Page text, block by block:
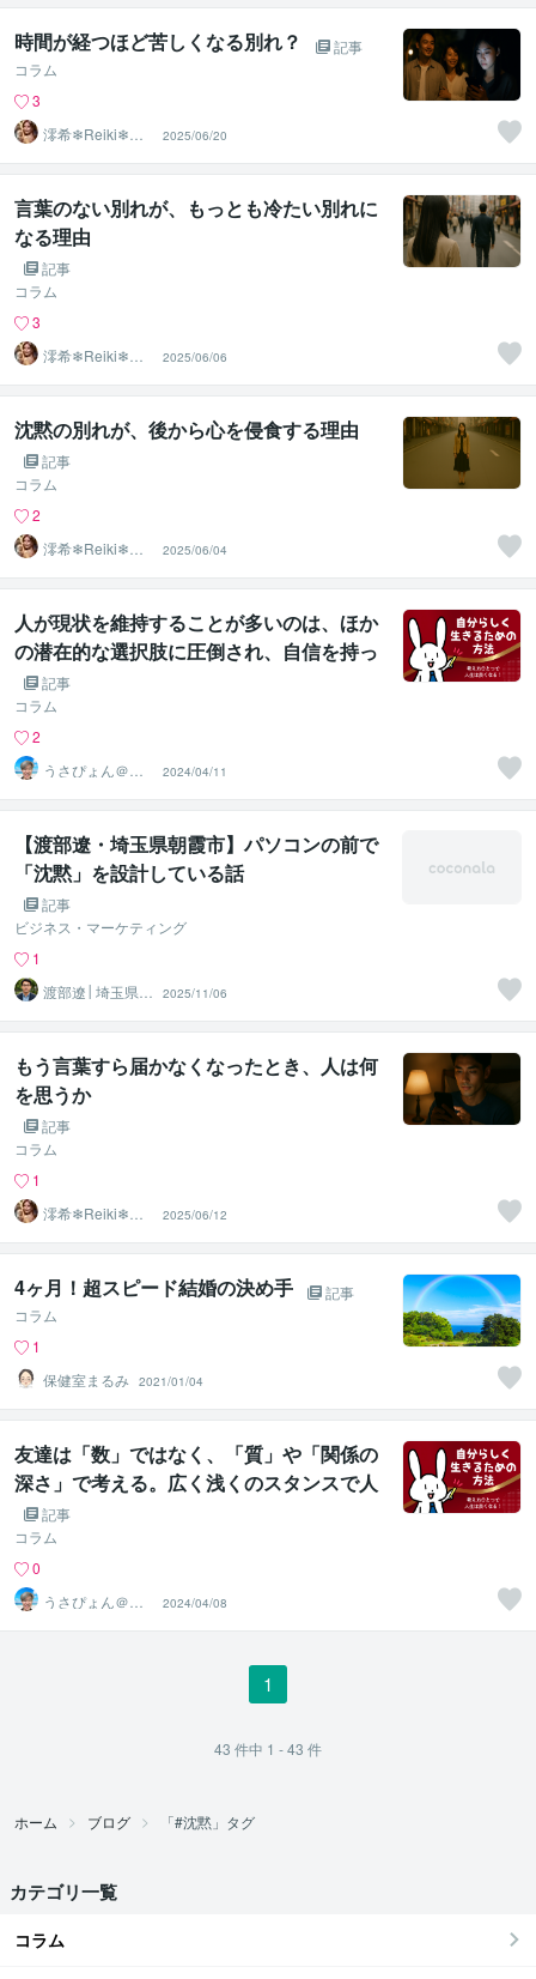
時間が経つほど苦しくなる別れ？
記事
コラム
3
澪希❄Reiki❄寄
り添い、癒しま
す
2025/06/20
言葉のない別れが、もっとも冷たい別れに
なる理由
記事
コラム
3
澪希❄Reiki❄寄
り添い、癒しま
す
2025/06/06
沈黙の別れが、後から心を侵食する理由
記事
コラム
2
澪希❄Reiki❄寄
り添い、癒しま
す
2025/06/04
人が現状を維持することが多いのは、ほか
の潜在的な選択肢に圧倒され、自信を持っ
て決断するための明確さが欠けているか
ら！【アラフィフ心理カウンセラー「うさ
ぴょん」のココナラ電話相談
記事
コラム
2
うさぴょん＠癒
し系アラフィフ
心寄り添い人
2024/04/11
【渡部遼・埼玉県朝霞市】パソコンの前で
「沈黙」を設計している話
記事
ビジネス・マーケティング
1
渡部遼│埼玉県朝
霞市のシステム
エンジニア
2025/11/06
もう言葉すら届かなくなったとき、人は何
を思うか
記事
コラム
1
澪希❄Reiki❄寄
り添い、癒しま
す
2025/06/12
4ヶ月！超スピード結婚の決め手
記事
コラム
1
保健室まるみ 2021/01/04
友達は「数」ではなく、「質」や「関係の
深さ」で考える。広く浅くのスタンスで人
と接しているかぎり、本音で語り合える仲
間など見つからない！【アラフィフ心理カ
ウンセラー「うさぴょん」のココナラ電話
相談
記事
コラム
0
うさぴょん＠癒
し系アラフィフ
心寄り添い人
2024/04/08
1
43 件中 1 - 43 件
ホーム ブログ 「#沈黙」タグ
カテゴリ一覧
コラム